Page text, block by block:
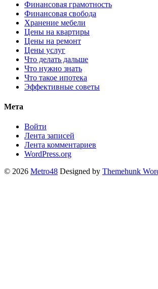
Финансовая грамотность
Финансовая свобода
Хранение мебели
Цены на квартиры
Цены на ремонт
Цены услуг
Что делать дальше
Что нужно знать
Что такое ипотека
Эффективные советы
Мета
Войти
Лента записей
Лента комментариев
WordPress.org
© 2026 Metro48 Designed by Themehunk